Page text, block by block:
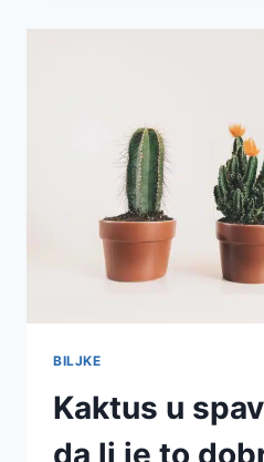
BILJKE
Kaktus u